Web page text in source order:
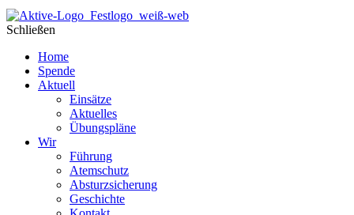
Schließen
Home
Spende
Aktuell
Einsätze
Aktuelles
Übungspläne
Wir
Führung
Atemschutz
Absturzsicherung
Geschichte